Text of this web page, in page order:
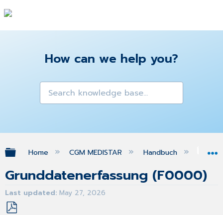
How can we help you?
Expand/collapse global hierarchy
Home CGM MEDISTAR Handbuch
Grunddatenerfassung (F0000)
Last updated May 27, 2026